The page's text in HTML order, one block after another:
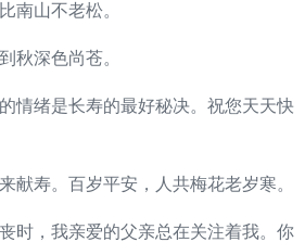
南山不老松。
秋深色尚苍。
情绪是长寿的最好秘决。祝您天天快
献寿。百岁平安，人共梅花老岁寒。
时，我亲爱的父亲总在关注着我。你